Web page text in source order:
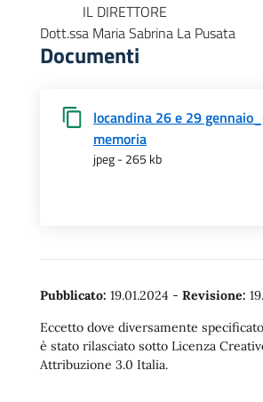
IL DIRETTORE
Dott.ssa Maria Sabrina La Pusata
Documenti
locandina 26 e 29
memoria
jpeg - 265 kb
Pubblicato: 19.01.2024 - Revisione:
Eccetto dove diversamente
è stato rilasciato sotto Licenza
Attribuzione 3.0 Italia.